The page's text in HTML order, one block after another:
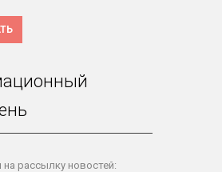
на рассылку новостей: